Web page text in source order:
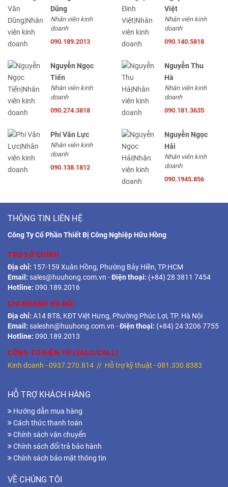
Dũng
Nhân viên kinh
doanh
090.189.2013
Việt
Nhân viên kinh
doanh
090.140.5818
Nguyễn Ngọc
Tiến
Nhân viên kinh
doanh
090.274.3818
Nguyễn Thu
Hà
Nhân viên kinh
doanh
090.181.3635
Phí Văn Lực
Nhân viên kinh
doanh
090.138.1812
Nguyễn Ngọc
Hải
Nhân viên kinh
doanh
090.1945.856
THÔNG TIN LIÊN HỆ
Công Ty Cổ Phần Thiết Bị Công Nghiệp Hữu Hồng
TRỤ SỞ CHÍNH
Địa chỉ: 157-159 Xuân Hồng, Phường Bảy Hiền, TP.HCM
Email: sales@huuhong.com.vn -Điện thoại: (+84) 28 3811 7454
Hotline: 090.189.2016
CHI NHÁNH HÀ NỘI
Địa chỉ: A14 BT8, KĐT Việt Hưng, Phường Phúc Lợi, TP. Hà Nội
Email: saleshn@huuhong.com.vn -Điện thoại: (+84) 24 3206 7755
Hotline: 090.189.2013
CÔNG TƠ ĐIỆN TỬ (ZALO/CALL)
Kinh doanh -0937.270.814 // Hỗ trợ kỹ thuật -081.330.8383
HỖ TRỢ KHÁCH HÀNG
Hướng dẫn mua hàng
Cách thức thanh toán
Chính sách vận chuyển
Chính sách đổi trả bảo hành
Chính sách bảo mật thông tin
VỀ CHÚNG TÔI